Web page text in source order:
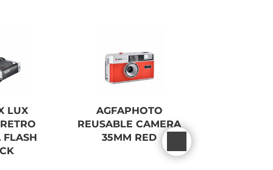
LUX
FLASH
AGFAPHOTO
REUSABLE CAMERA
35MM RED